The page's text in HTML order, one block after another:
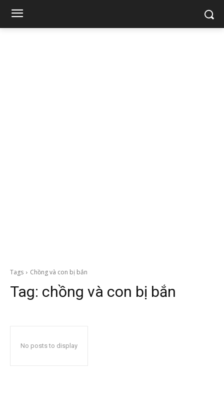
Tags Chồng và con bị bắn
Tag: chồng và con bị bắn
No posts to display